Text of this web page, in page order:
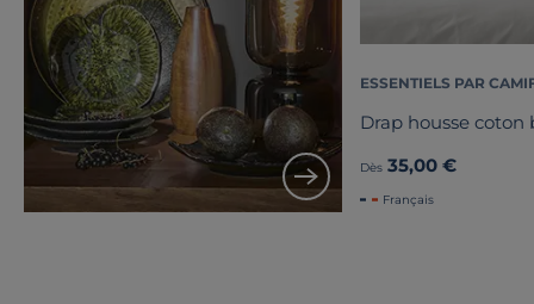
ESSENTIELS PAR
Drap housse coton
Dès 35,00 €
Français